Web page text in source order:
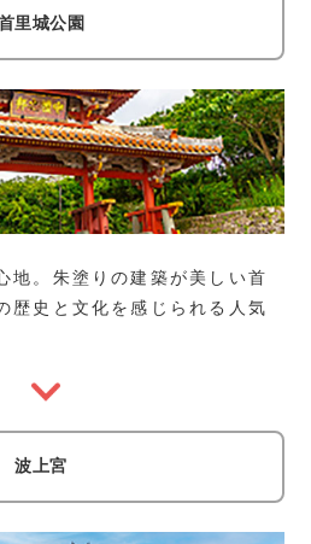
里城公園
地。朱塗りの建築が美しい首
歴史と文化を感じられる人気
波上宮